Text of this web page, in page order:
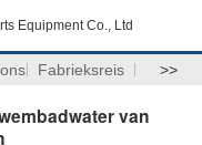
Equipment Co., Ltd
Fabrieksreis >>
van